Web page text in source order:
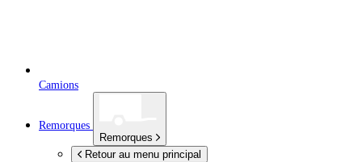
Camions
Remorques
Remorques
Retour au menu principal